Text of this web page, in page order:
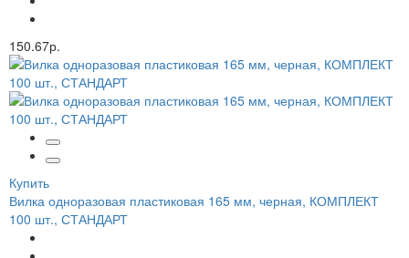
150.67р.
Купить
Вилка одноразовая пластиковая 165 мм, черная, КОМПЛЕКТ
100 шт., СТАНДАРТ